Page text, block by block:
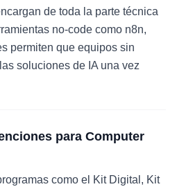
de toda la parte técnica
no-code como n8n,
permiten que equipos sin
soluciones de IA una vez
para Computer
como el Kit Digital, Kit